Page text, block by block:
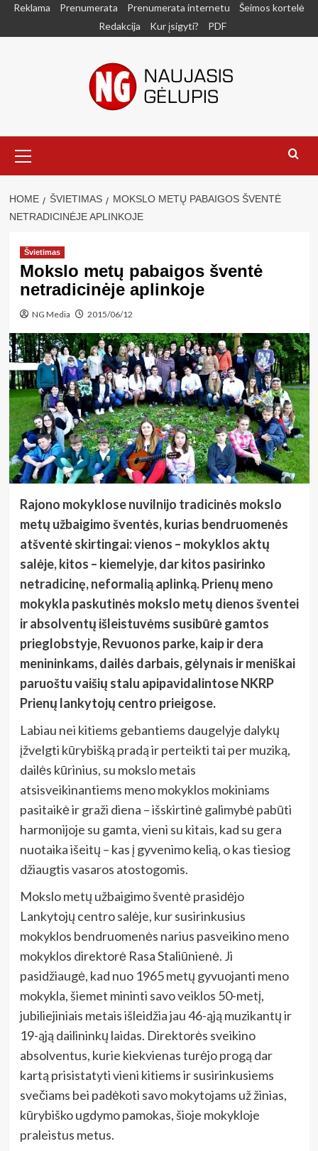
SkipReklama Prenumerata Prenumerata internetu
Šeimos kortelė
Redakcija
Kur įsigyti? PDF
Menu
HOME ŠVIETIMAS
MOKSLO METŲ PABAIGOS ŠVENTĖ
NETRADICINĖJE APLINKOJE
Švietimas
Mokslo metų pabaigos šventė
netradicinėje aplinkoje
NG Media 2015/06/12
Rajono mokyklose nuvilnijo tradicinės mokslo
metų užbaigimo šventės, kurias bendruomenės
atšventė skirtingai: vienos – mokyklos aktų
salėje, kitos – kiemelyje, dar kitos pasirinko
netradicinę, neformalią aplinką. Prienų meno
mokykla paskutinės mokslo metų dienos šventei
ir absolventų išleistuvėms susibūrė gamtos
prieglobstyje, Revuonos parke, kaip ir dera
menininkams, dailės darbais, gėlynais ir meniškai
paruoštu vaišių stalu apipavidalintose NKRP
Prienų lankytojų centro prieigose.
Labiau nei kitiems gebantiems daugelyje dalykų
įžvelgti kūrybišką pradą ir perteikti tai per muziką,
dailės kūrinius, su mokslo metais
atsisveikinantiems meno mokyklos mokiniams
pasitaikė ir graži diena – išskirtinė galimybė pabūti
harmonijoje su gamta, vieni su kitais, kad su gera
nuotaika išeitų – kas į gyvenimo kelią, o kas tiesiog
džiaugtis vasaros atostogomis.
Mokslo metų užbaigimo šventė prasidėjo
Lankytojų centro salėje, kur susirinkusius
mokyklos bendruomenės narius pasveikino meno
mokyklos direktorė Rasa Staliūnienė. Ji
pasidžiaugė, kad nuo 1965 metų gyvuojanti meno
mokykla, šiemet mininti savo veiklos 50-metį,
jubiliejiniais metais išleidžia jau 46-ąją muzikantų ir
19-ąją dailininkų laidas. Direktorės sveikino
absolventus, kurie kiekvienas turėjo progą dar
kartą prisistatyti vieni kitiems ir susirinkusiems
svečiams bei padėkoti savo mokytojams už žinias,
kūrybiško ugdymo pamokas, šioje mokykloje
praleistus metus.